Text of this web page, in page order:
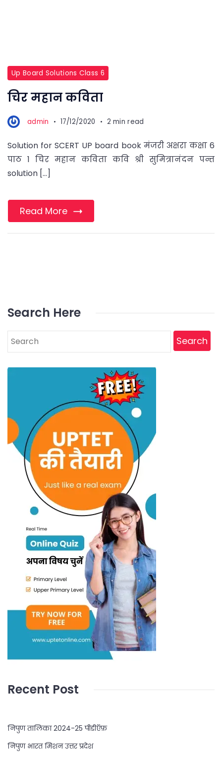
Up Board Solutions Class 6
चिर महान कविता
admin 17/12/2020 2 min read
Solution for SCERT UP board book मंजरी अक्षरा कक्षा 6
पाठ 1 चिर महान कविता कवि श्री सुमित्रानंदन पन्त
solution […]
Read More
Search Here
Search
for:
Recent Post
निपुण तालिका 2024-25 पीडीऍफ़
निपुण भारत मिशन उत्तर प्रदेश